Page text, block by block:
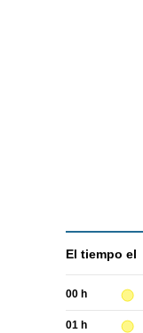
El tiempo el
00 h
01 h